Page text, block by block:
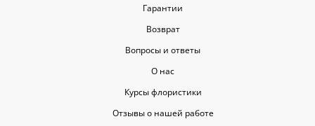
Гарантии
Возврат
Вопросы и ответы
О нас
Курсы флористики
Отзывы о нашей работе